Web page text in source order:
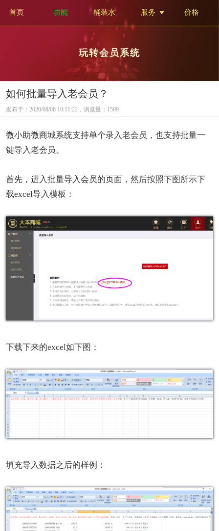
首页 功能 桶装水 服务 价格
玩转会员系统
如何批量导入老会员？
发布于：2020/08/06 10:11:22，浏览量： 1509
微小助微商城系统支持单个录入老会员，也支持批量一
键导入老会员。
首先，进入批量导入会员的页面，然后按照下图所示下
载excel导入模板：
下载下来的excel如下图：
填充导入数据之后的样例：